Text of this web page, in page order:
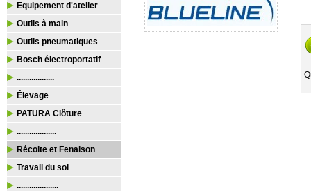
Equipement d'atelier
Outils à main
Outils pneumatiques
Bosch électroportatif
..................
Élevage
PATURA Clôture
...................
Récolte et Fenaison
Travail du sol
....................